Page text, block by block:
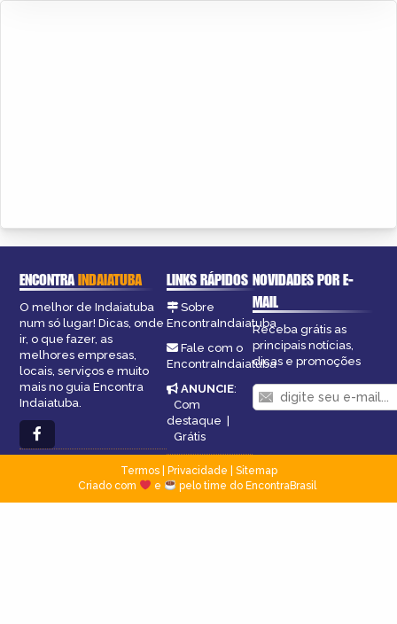
ENCONTRAINDAIATUBA
O melhor de Indaiatuba
num só lugar! Dicas, onde
ir, o que fazer, as
melhores empresas,
locais, serviços e muito
mais no guia Encontra
Indaiatuba.
LINKS RÁPIDOS
Sobre
EncontraIndaiatuba
Fale com o
EncontraIndaiatuba
ANUNCIE:
Com
destaque |
Grátis
NOVIDADES POR E-
MAIL
Receba grátis as
principais notícias,
dicas e promoções
Termos| Privacidade
Sitemap
Criado com
e pelo time do EncontraBrasil